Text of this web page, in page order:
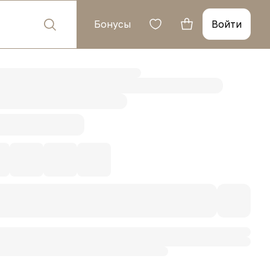
Бонусы Войти